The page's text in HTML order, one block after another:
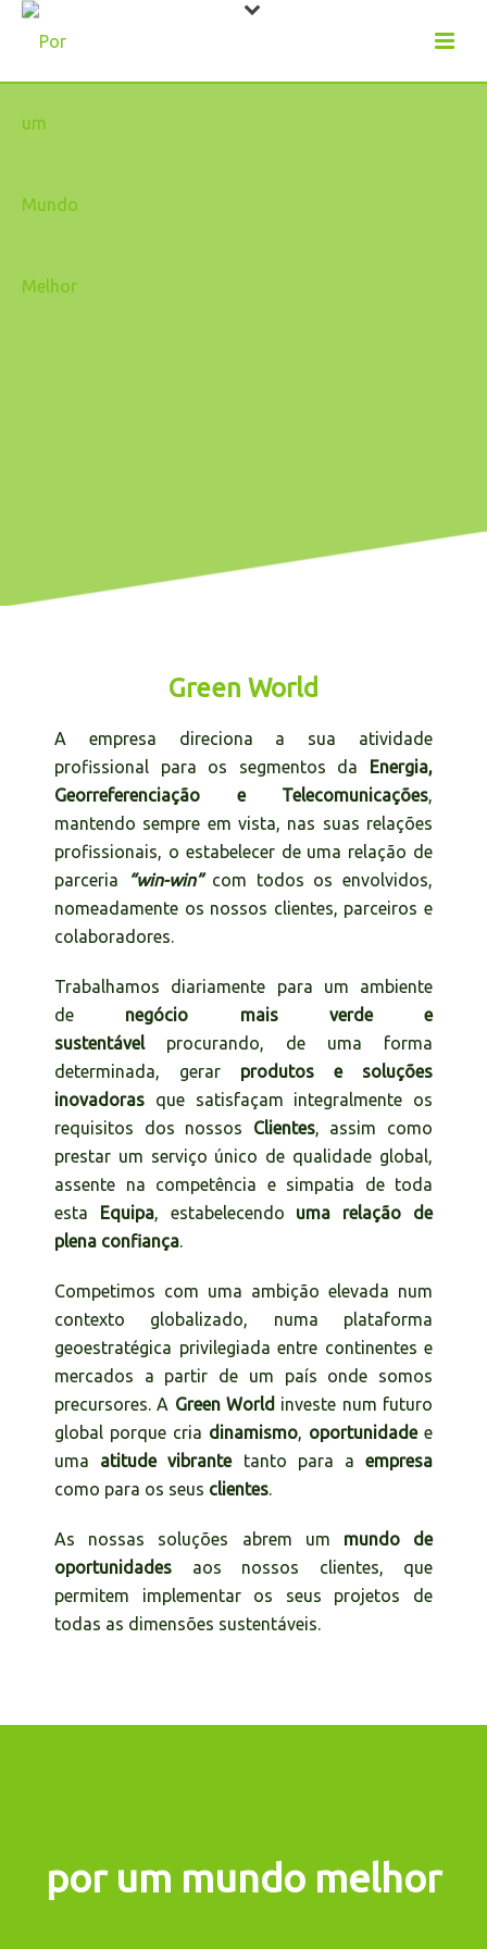
Green World
A empresa direciona a sua atividade
profissional para os segmentos da Energia,
Georreferenciação e Telecomunicações,
mantendo sempre em vista, nas suas relações
profissionais, o estabelecer de uma relação de
parceria
“win-win”com todos os envolvidos,
nomeadamente os nossos clientes, parceiros e
colaboradores.
Trabalhamos diariamente para um ambiente
de negócio mais verde e
sustentávelprocurando, de uma forma
determinada, gerar produtos e soluções
inovadoras que satisfaçam integralmente os
requisitos dos nossos Clientes, assim como
prestar um serviço único de qualidade global,
assente na competência e simpatia de toda
esta Equipa, estabelecendo uma relação de
plena confiança.
Competimos com uma ambição elevada num
contexto globalizado, numa plataforma
geoestratégica privilegiada entre continentes e
mercados a partir de um país onde somos
precursores. A Green World investe num futuro
global porque cria dinamismo, oportunidadee
uma atitude vibrantetanto para aempresa
como para os seus clientes.
As nossas soluções abrem um mundo de
oportunidades aos nossos clientes, que
permitem implementar os seus projetos de
todas as dimensões sustentáveis.
por um mundo melhor